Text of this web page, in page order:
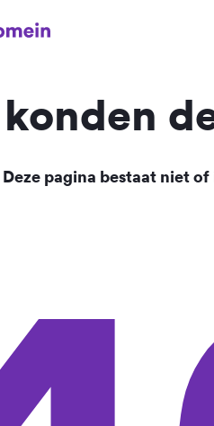
Deze pagina bestaat niet